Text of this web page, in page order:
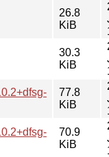
26.8
KiB
30.3
KiB
77.8
KiB
70.9
KiB